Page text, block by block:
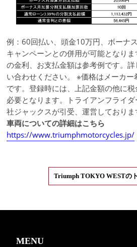
例：60回払い、頭金10万円、ボーナ
キャンペーンとの併用が可能となり
の金利、お支払金額は参考例です。
い合わせください。 ※価格はメーカ
です。登録時には、上記金額の他に
必要となります。トライアンフライ
社ジャックスが引受、運営しておりま
車両についての詳細はこちら
https://www.triumphmotorcycles.jp/
Triumph TOKYO WESTの
MENU